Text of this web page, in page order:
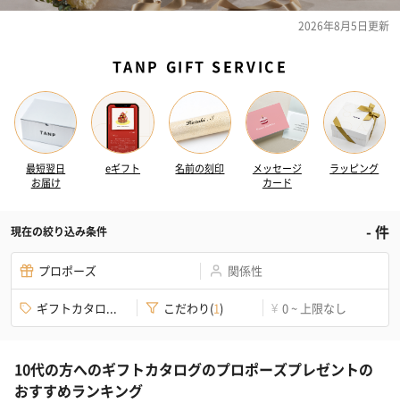
2026年8月5日更新
TANP GIFT SERVICE
最短翌日
お届け
eギフト 名前の刻印
メッセージ
カード
ラッピング
現在の絞り込み条件 -件
プロポーズ 関係性
ギフトカタロ... こだわり(1) ¥ 0 ~ 上限なし
10代の方へのギフトカタログのプロポーズプレゼントの
おすすめランキング